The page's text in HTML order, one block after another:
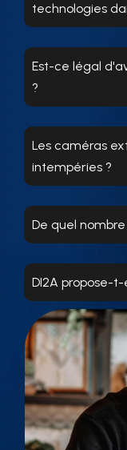
technologies
Est-ce légal
?
Les caméras
intempéries ?
De quel
DI2A propose-